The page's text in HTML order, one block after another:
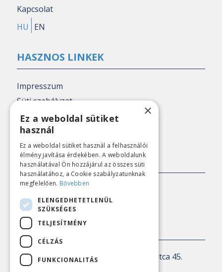
Kapcsolat
HU
EN
HASZNOS LINKEK
Impresszum
Süti szabályzat
Adatkezelési tájékoztató
Nézőpont archív
SAJTÓKAPCSOLAT
E-mail:
KAPCSOLAT
Levelezési cím:1143 Budapest, Ilka utca 45.
×
Ez a weboldal sütiket
használ
Ez a weboldal sütiket használ a felhasználói
élmény javítása érdekében. A weboldalunk
használatával Ön hozzájárul az összes süti
használatához, a Cookie szabályzatunknak
megfelelően. Bővebben
ELENGEDHETETLENÜL
SZÜKSÉGES
TELJESÍTMÉNY
CÉLZÁS
FUNKCIONALITÁS